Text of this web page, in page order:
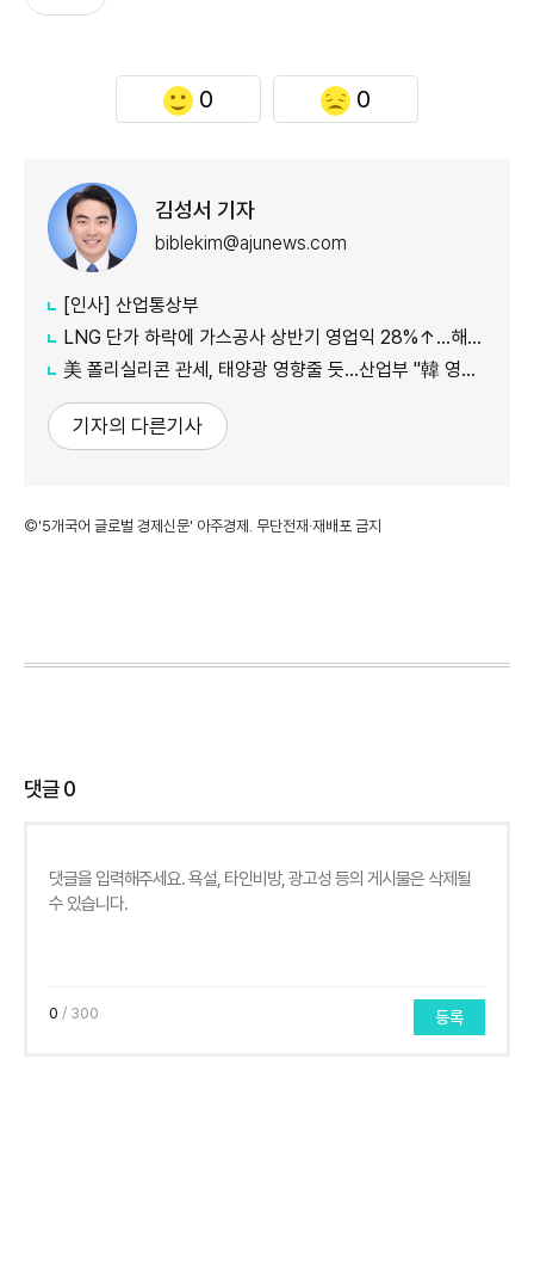
0 0
김성서 기자
biblekim@ajunews.com
[인사] 산업통상부
LNG 단가 하락에 가스공사 상반기 영업익 28%↑…해외사업 호조도 한몫
美 폴리실리콘 관세, 태양광 영향줄 듯…산업부 "韓 영향 최소화 협의"
기자의 다른기사
©'5개국어 글로벌 경제신문' 아주경제. 무단전재·재배포 금지
댓글0
0 / 300 등록